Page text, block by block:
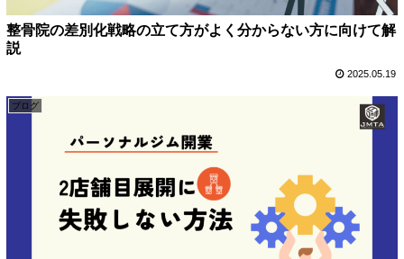
整骨院の差別化戦略の立て方がよく分からない方に向けて解
説
2025.05.19
ブログ